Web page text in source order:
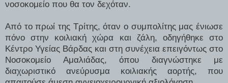
νοσοκομείο που θα τον δεχόταν.
Από το πρωί της Τρίτης, όταν ο συμπολίτης μας ένιωσε
πόνο στην κοιλιακή χώρα και ζάλη, οδηγήθηκε στο
Κέντρο Υγείας Βάρδας και στη συνέχεια επειγόντως στο
Νοσοκομείο Αμαλιάδας, όπου διαγνώστηκε με
διαχωριστικό ανεύρυσμα κοιλιακής αορτής, που